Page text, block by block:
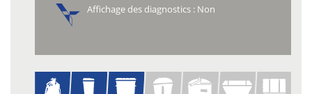
Affichage des diagnostics : Non